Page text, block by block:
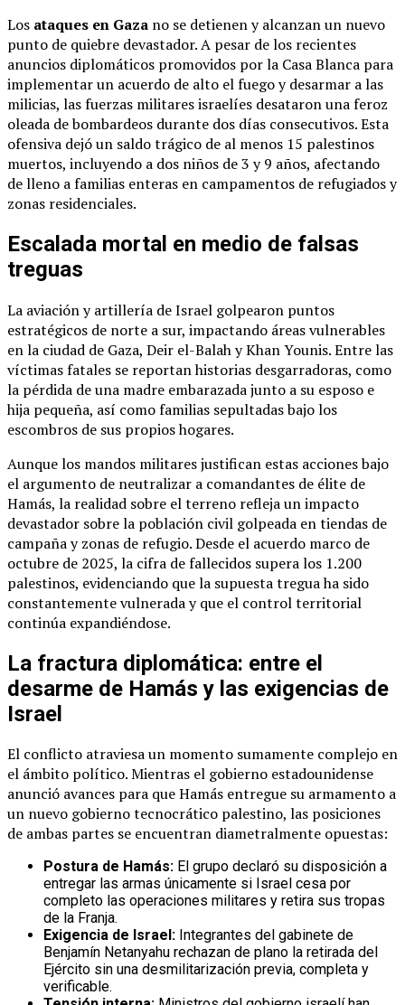
Los ataques en Gaza no se detienen y alcanzan un nuevo
punto de quiebre devastador. A pesar de los recientes
anuncios diplomáticos promovidos por la Casa Blanca para
implementar un acuerdo de alto el fuego y desarmar a las
milicias, las fuerzas militares israelíes desataron una feroz
oleada de bombardeos durante dos días consecutivos. Esta
ofensiva dejó un saldo trágico de al menos 15 palestinos
muertos, incluyendo a dos niños de 3 y 9 años, afectando
de lleno a familias enteras en campamentos de refugiados y
zonas residenciales.
Escalada mortal en medio de falsas
treguas
La aviación y artillería de Israel golpearon puntos
estratégicos de norte a sur, impactando áreas vulnerables
en la ciudad de Gaza, Deir el-Balah y Khan Younis. Entre las
víctimas fatales se reportan historias desgarradoras, como
la pérdida de una madre embarazada junto a su esposo e
hija pequeña, así como familias sepultadas bajo los
escombros de sus propios hogares.
Aunque los mandos militares justifican estas acciones bajo
el argumento de neutralizar a comandantes de élite de
Hamás, la realidad sobre el terreno refleja un impacto
devastador sobre la población civil golpeada en tiendas de
campaña y zonas de refugio. Desde el acuerdo marco de
octubre de 2025, la cifra de fallecidos supera los 1.200
palestinos, evidenciando que la supuesta tregua ha sido
constantemente vulnerada y que el control territorial
continúa expandiéndose.
La fractura diplomática: entre el
desarme de Hamás y las exigencias de
Israel
El conflicto atraviesa un momento sumamente complejo en
el ámbito político. Mientras el gobierno estadounidense
anunció avances para que Hamás entregue su armamento a
un nuevo gobierno tecnocrático palestino, las posiciones
de ambas partes se encuentran diametralmente opuestas:
Postura de Hamás: El grupo declaró su disposición a
entregar las armas únicamente si Israel cesa por
completo las operaciones militares y retira sus tropas
de la Franja.
Exigencia de Israel: Integrantes del gabinete de
Benjamín Netanyahu rechazan de plano la retirada del
Ejército sin una desmilitarización previa, completa y
verificable.